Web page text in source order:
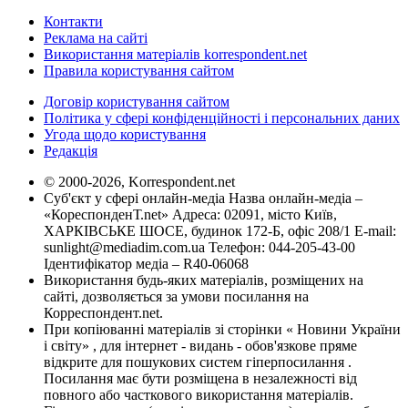
Контакти
Реклама на сайті
Використання матеріалів korrespondent.net
Правила користування сайтом
Договір користування сайтом
Політика у сфері конфіденційності і персональних даних
Угода щодо користування
Редакція
© 2000-2026, Korrespondent.net
Суб'єкт у сфері онлайн-медіа Назва онлайн-медіа –
«КореспонденТ.net» Адреса: 02091, місто Київ,
ХАРКІВСЬКЕ ШОСЕ, будинок 172-Б, офіс 208/1 E-mail:
sunlight@mediadim.com.ua Телефон: 044-205-43-00
Ідентифікатор медіа – R40-06068
Використання будь-яких матеріалів, розміщених на
сайті, дозволяється за умови посилання на
Корреспондент.net.
При копіюванні матеріалів зі сторінки « Новини України
і світу» , для інтернет - видань - обов'язкове пряме
відкрите для пошукових систем гіперпосилання .
Посилання має бути розміщена в незалежності від
повного або часткового використання матеріалів.